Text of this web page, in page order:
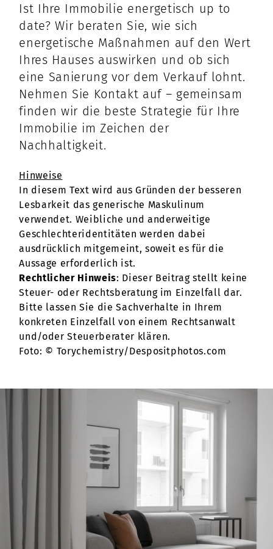
Ist Ihre Immobilie energetisch up to
date? Wir beraten Sie, wie sich
energetische Maßnahmen auf den Wert
Ihres Hauses auswirken und ob sich
eine Sanierung vor dem Verkauf lohnt.
Nehmen Sie Kontakt auf – gemeinsam
finden wir die beste Strategie für Ihre
Immobilie im Zeichen der
Nachhaltigkeit.
Hinweise
In diesem Text wird aus Gründen der besseren
Lesbarkeit das generische Maskulinum
verwendet. Weibliche und anderweitige
Geschlechteridentitäten werden dabei
ausdrücklich mitgemeint, soweit es für die
Aussage erforderlich ist.
Rechtlicher Hinweis: Dieser Beitrag stellt keine
Steuer- oder Rechtsberatung im Einzelfall dar.
Bitte lassen Sie die Sachverhalte in Ihrem
konkreten Einzelfall von einem Rechtsanwalt
und/oder Steuerberater klären.
Foto: © Torychemistry/Despositphotos.com